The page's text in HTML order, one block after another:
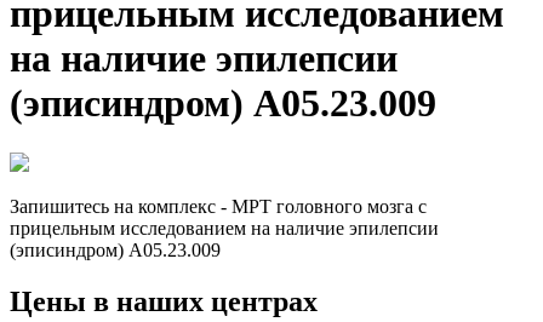
прицельным исследованием
на наличие эпилепсии
(эписиндром) A05.23.009
Запишитесь на комплекс - МРТ головного мозга с
прицельным исследованием на наличие эпилепсии
(эписиндром) A05.23.009
Цены в наших центрах